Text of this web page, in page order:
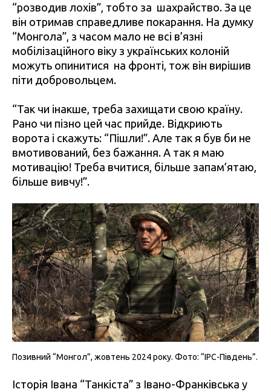
“розводив лохів”, тобто за шахрайство. За це
він отримав справедливе покарання. На думку
“Монгола”, з часом мало не всі в’язні
мобілізаційного віку з українських колоній
можуть опинитися на фронті, тож він вирішив
піти добровольцем.
“Так чи інакше, треба захищати свою країну.
Рано чи пізно цей час прийде. Відкриють
ворота і скажуть: “Пішли!”. Але так я був би не
вмотивований, без бажання. А так я маю
мотивацію! Треба вчитися, більше запам’ятаю,
більше вивчу!”.
Позивний “Монгол”, жовтень 2024 року. Фото: “IPC-Південь”.
Історія Івана “Танкіста” з Івано-Франківська у